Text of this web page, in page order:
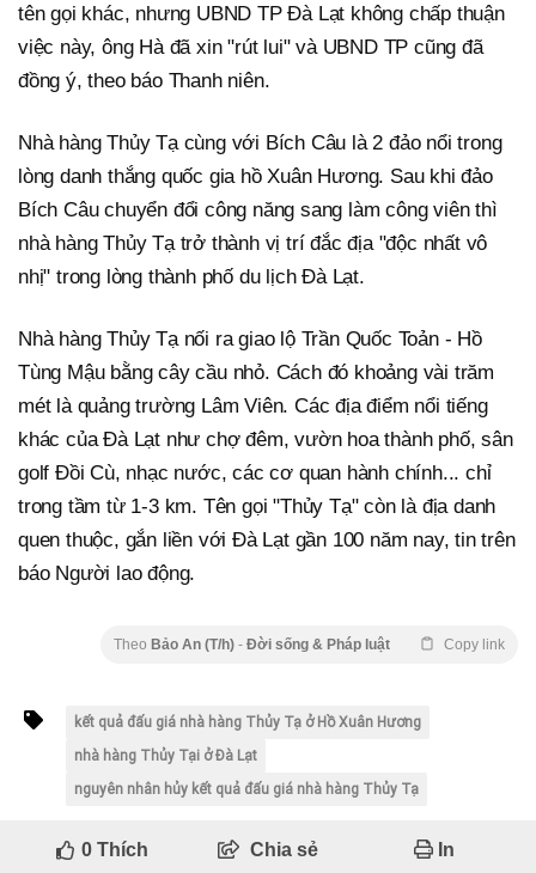
tên gọi khác, nhưng UBND TP Đà Lạt không chấp thuận
việc này, ông Hà đã xin "rút lui" và UBND TP cũng đã
đồng ý, theo báo Thanh niên.
Nhà hàng Thủy Tạ cùng với Bích Câu là 2 đảo nổi trong
lòng danh thắng quốc gia hồ Xuân Hương. Sau khi đảo
Bích Câu chuyển đổi công năng sang làm công viên thì
nhà hàng Thủy Tạ trở thành vị trí đắc địa "độc nhất vô
nhị" trong lòng thành phố du lịch Đà Lạt.
Nhà hàng Thủy Tạ nối ra giao lộ Trần Quốc Toản - Hồ
Tùng Mậu bằng cây cầu nhỏ. Cách đó khoảng vài trăm
mét là quảng trường Lâm Viên. Các địa điểm nổi tiếng
khác của Đà Lạt như chợ đêm, vườn hoa thành phố, sân
golf Đồi Cù, nhạc nước, các cơ quan hành chính... chỉ
trong tầm từ 1-3 km. Tên gọi "Thủy Tạ" còn là địa danh
quen thuộc, gắn liền với Đà Lạt gần 100 năm nay, tin trên
báo Người lao động.
Theo Bảo An (T/h) - Đời sống & Pháp luật Copy link
kết quả đấu giá nhà hàng Thủy Tạ ở Hồ Xuân Hương
nhà hàng Thủy Tại ở Đà Lạt
nguyên nhân hủy kết quả đấu giá nhà hàng Thủy Tạ
0Thích Chia sẻ In